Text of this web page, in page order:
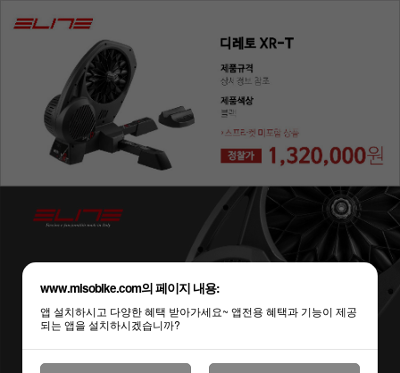
www.misobike.com의 페이지 내용:
앱 설치하시고 다양한 혜택 받아가세요~ 앱전용 혜택과 기능이 제공
되는 앱을 설치하시겠습니까?